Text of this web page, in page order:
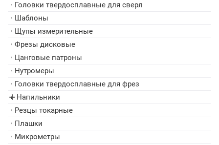
• Головки твердосплавные для сверл
• Шаблоны
• Щупы измерительные
• Фрезы дисковые
• Цанговые патроны
• Нутромеры
• Головки твердосплавные для фрез
▸ Напильники
• Резцы токарные
• Плашки
• Микрометры